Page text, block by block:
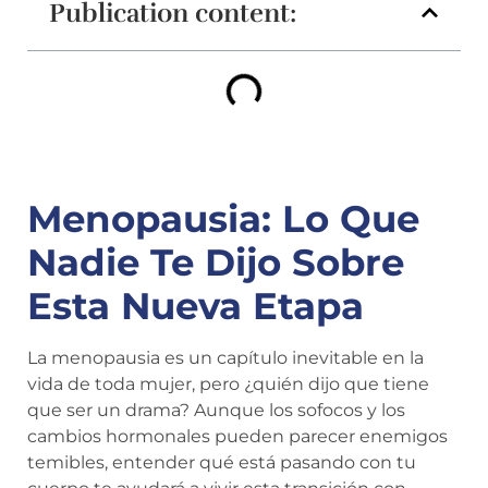
Publication content:
Menopausia: Lo Que
Nadie Te Dijo Sobre
Esta Nueva Etapa
La menopausia es un capítulo inevitable en la
vida de toda mujer, pero ¿quién dijo que tiene
que ser un drama? Aunque los sofocos y los
cambios hormonales pueden parecer enemigos
temibles, entender qué está pasando con tu